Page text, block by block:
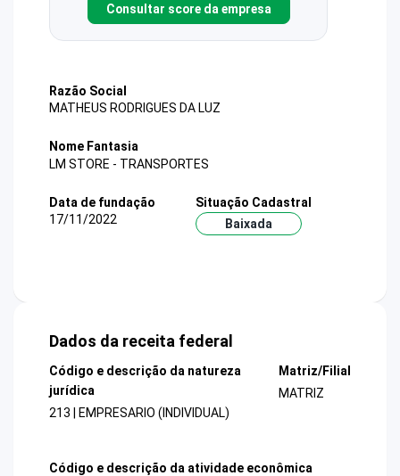
Consultar score da empresa
Razão Social
MATHEUS RODRIGUES DA LUZ
Nome Fantasia
LM STORE - TRANSPORTES
Data de fundação
17/11/2022
Situação Cadastral
Baixada
Dados da receita federal
Código e descrição da natureza
jurídica
213 | EMPRESARIO (INDIVIDUAL)
Matriz/Filial
MATRIZ
Código e descrição da atividade econômica